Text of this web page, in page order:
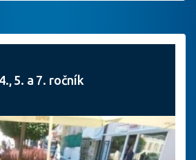
4., 5. a 7. ročník